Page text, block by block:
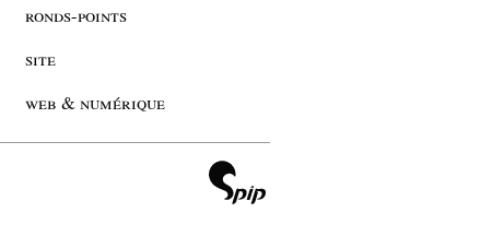
ronds-points
site
web & numérique